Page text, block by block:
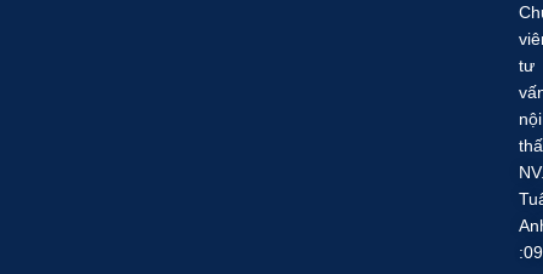
tư
nội